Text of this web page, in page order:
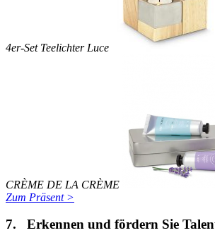
4er-Set Teelichter Luce
CRÈME DE LA CRÈME
Zum Präsent >
7. Erkennen und fördern Sie